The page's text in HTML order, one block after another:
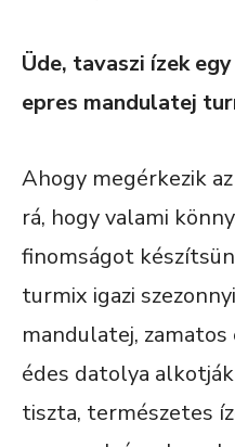
Üde, tavaszi ízek
epres mandulatej
Ahogy megérkezik
rá, hogy valami
finomságot
turmix igazi
mandulatej,
édes datolya
tiszta, természetes